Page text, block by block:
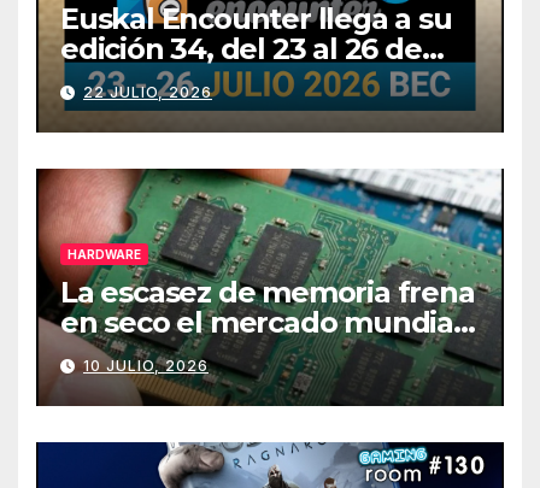
Euskal Encounter llega a su
edición 34, del 23 al 26 de
julio
22 JULIO, 2026
HARDWARE
La escasez de memoria frena
en seco el mercado mundial
de PCs
10 JULIO, 2026